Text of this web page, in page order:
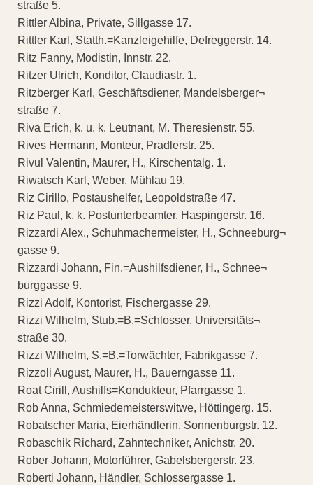
straße 5.
Rittler Albina, Private, Sillgasse 17.
Rittler Karl, Statth.=Kanzleigehilfe, Defreggerstr. 14.
Ritz Fanny, Modistin, Innstr. 22.
Ritzer Ulrich, Konditor, Claudiastr. 1.
Ritzberger Karl, Geschäftsdiener, Mandelsberger¬
straße 7.
Riva Erich, k. u. k. Leutnant, M. Theresienstr. 55.
Rives Hermann, Monteur, Pradlerstr. 25.
Rivul Valentin, Maurer, H., Kirschentalg. 1.
Riwatsch Karl, Weber, Mühlau 19.
Riz Cirillo, Postaushelfer, Leopoldstraße 47.
Riz Paul, k. k. Postunterbeamter, Haspingerstr. 16.
Rizzardi Alex., Schuhmachermeister, H., Schneeburg¬
gasse 9.
Rizzardi Johann, Fin.=Aushilfsdiener, H., Schnee¬
burggasse 9.
Rizzi Adolf, Kontorist, Fischergasse 29.
Rizzi Wilhelm, Stub.=B.=Schlosser, Universitäts¬
straße 30.
Rizzi Wilhelm, S.=B.=Torwächter, Fabrikgasse 7.
Rizzoli August, Maurer, H., Bauerngasse 11.
Roat Cirill, Aushilfs=Kondukteur, Pfarrgasse 1.
Rob Anna, Schmiedemeisterswitwe, Höttingerg. 15.
Robatscher Maria, Eierhändlerin, Sonnenburgstr. 12.
Robaschik Richard, Zahntechniker, Anichstr. 20.
Rober Johann, Motorführer, Gabelsbergerstr. 23.
Roberti Johann, Händler, Schlossergasse 1.